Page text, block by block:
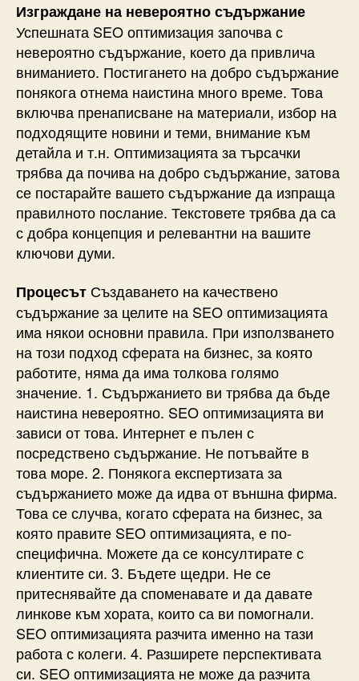
Изграждане на невероятно съдържание
Успешната SEO оптимизация започва с
невероятно съдържание, което да привлича
вниманието. Постигането на добро съдържание
понякога отнема наистина много време. Това
включва пренаписване на материали, избор на
подходящите новини и теми, внимание към
детайла и т.н. Оптимизацията за търсачки
трябва да почива на добро съдържание, затова
се постарайте вашето съдържание да изпраща
правилното послание. Текстовете трябва да са
с добра концепция и релевантни на вашите
ключови думи.
Процесът Създаването на качествено
съдържание за целите на SEO оптимизацията
има някои основни правила. При използването
на този подход сферата на бизнес, за която
работите, няма да има толкова голямо
значение. 1. Съдържанието ви трябва да бъде
наистина невероятно. SEO оптимизацията ви
зависи от това. Интернет е пълен с
посредствено съдържание. Не потъвайте в
това море. 2. Понякога експертизата за
съдържанието може да идва от външна фирма.
Това се случва, когато сферата на бизнес, за
която правите SEO оптимизацията, е по-
специфична. Можете да се консултирате с
клиентите си. 3. Бъдете щедри. Не се
притеснявайте да споменавате и да давате
линкове към хората, които са ви помогнали.
SEO оптимизацията разчита именно на тази
работа с колеги. 4. Разширете перспективата
си. SEO оптимизацията не може да разчита